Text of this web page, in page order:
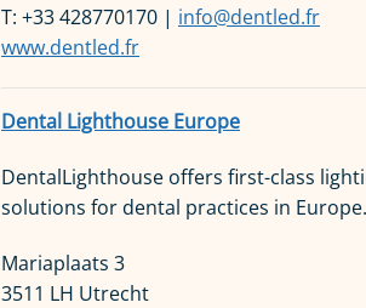
T: +33 428770170 | info@dentled.fr
www.dentled.fr
Dental Lighthouse Europe
DentalLighthouse offers first-class
solutions for dental practices in Europe.
Mariaplaats 3
3511 LH Utrecht